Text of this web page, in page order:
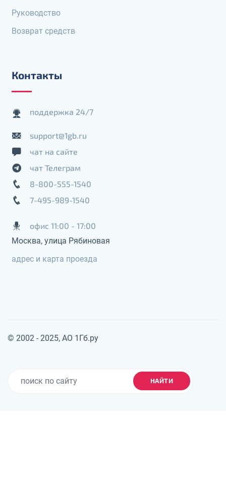
Руководство
Возврат средств
Контакты
поддержка 24/7
support@1gb.ru
чат на сайте
чат Телеграм
8-800-555-1540
7-495-989-1540
офис 11:00 - 17:00
Москва, улица Рябиновая
адрес и карта проезда
© 2002 - 2025, АО 1Гб.ру
НАЙТИ